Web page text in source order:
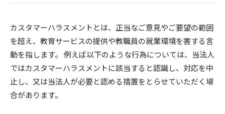
カスタマーハラスメントとは、正当なご意見やご要望の範囲
を超え、教育サービスの提供や教職員の就業環境を害する言
動を指します。 例えば以下のような行為については、当法人
ではカスタマーハラスメントに該当すると認識し、対応を中
止し、又は当法人が必要と認める措置をとらせていただく場
合があります。